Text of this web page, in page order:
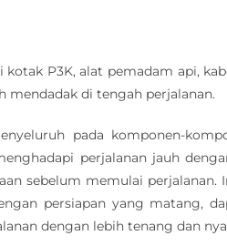
P3K, alat pemadam api,
mendadak di tengah perjalanan.
pada komponen-
perjalanan jauh
sebelum memulai
persiapan yang matang,
dengan lebih tenang dan